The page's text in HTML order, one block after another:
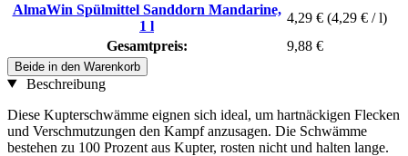
AlmaWin Spülmittel Sanddorn Mandarine,
1 l
4,29 € (4,29 € / l)
Gesamtpreis:
9,88 €
Beide in den Warenkorb
Beschreibung
Diese Kupterschwämme eignen sich ideal, um hartnäckigen Flecken
und Verschmutzungen den Kampf anzusagen. Die Schwämme
bestehen zu 100 Prozent aus Kupter, rosten nicht und halten lange.